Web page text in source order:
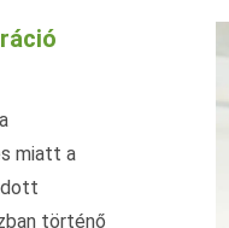
miatt a
történő